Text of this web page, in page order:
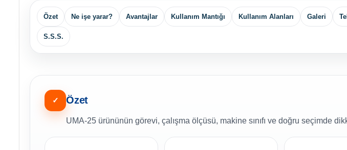
Özet Ne işe yarar? Avantajlar Kullanım Mantığı Kullanım Alanları Galeri
S.S.S.
✓ Özet
UMA-25 ürününün görevi, çalışma ölçüsü, makine sınıfı ve doğru seçimde